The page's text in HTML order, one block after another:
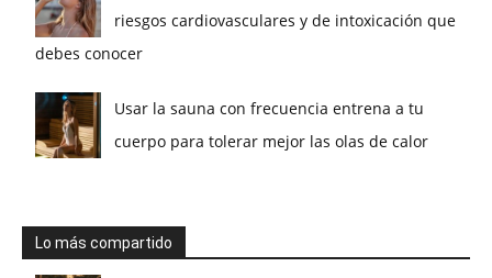
riesgos cardiovasculares y de intoxicación que
debes conocer
Usar la sauna con frecuencia entrena a tu
cuerpo para tolerar mejor las olas de calor
Lo más compartido